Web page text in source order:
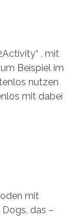
, mit
Beispiel im
nutzen
mit dabei
mit
das –